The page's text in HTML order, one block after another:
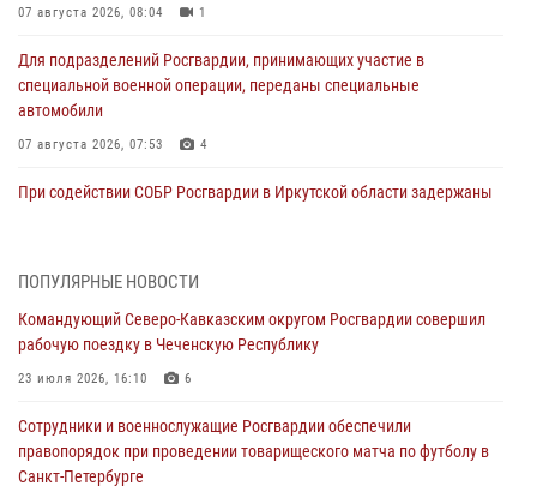
07 августа 2026, 08:04 1
Для подразделений Росгвардии, принимающих участие в
специальной военной операции, переданы специальные
автомобили
07 августа 2026, 07:53 4
При содействии СОБР Росгвардии в Иркутской области задержаны
Росгвардии по служебно-боевой стрельбе
07 августа 2026, 07:45
Кубани
07 августа 2026, 06:49 1
ПОПУЛЯРНЫЕ НОВОСТИ
Командующий Северо-Кавказским округом Росгвардии совершил
рабочую поездку в Чеченскую Республику
23 июля 2026, 16:10 6
Сотрудники и военнослужащие Росгвардии обеспечили
правопорядок при проведении товарищеского матча по футболу в
Санкт-Петербурге